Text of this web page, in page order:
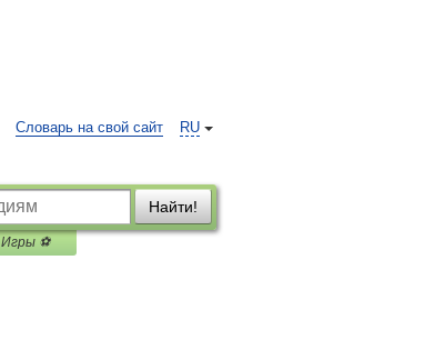
RU
Словарь на свой сайт
Найти!
Игры ⚽